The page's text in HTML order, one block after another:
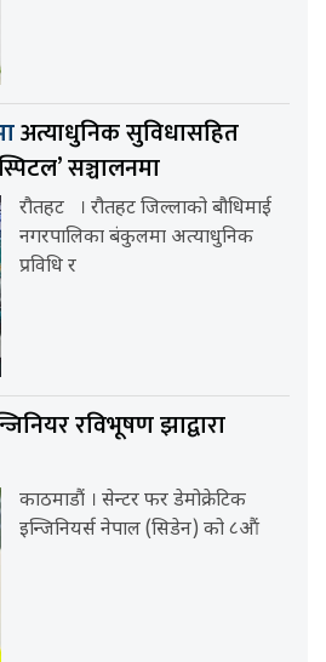
अत्याधुनिक सुविधासहित
सञ्चालनमा
रौतहट । रौतहट जिल्लाको बौधिमाई
नगरपालिका बंकुलमा अत्याधुनिक
प्रविधि र
रविभूषण झाद्वारा
काठमाडौं । सेन्टर फर डेमोक्रेटिक
इन्जिनियर्स नेपाल (सिडेन) को ८औं